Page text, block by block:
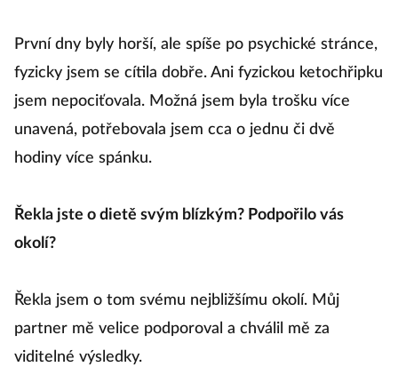
První dny byly horší, ale spíše po psychické stránce,
fyzicky jsem se cítila dobře. Ani fyzickou ketochřipku
jsem nepociťovala. Možná jsem byla trošku více
unavená, potřebovala jsem cca o jednu či dvě
hodiny více spánku.
Řekla jste o dietě svým blízkým? Podpořilo vás
okolí?
Řekla jsem o tom svému nejbližšímu okolí. Můj
partner mě velice podporoval a chválil mě za
viditelné výsledky.